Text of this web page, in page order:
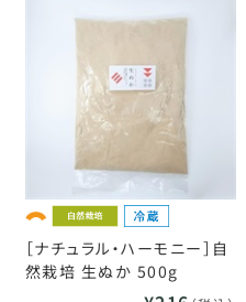
［ナチュラル・ハーモニー］自
然栽培 生ぬか 500g